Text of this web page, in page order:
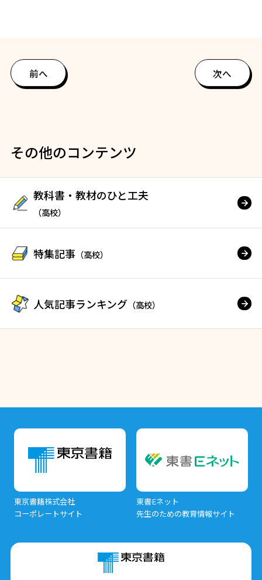
前へ 次へ
その他のコンテンツ
教科書・教材のひと工夫
（高校）
特集記事 （高校）
人気記事ランキング （高校）
東京書籍株式会社
コーポレートサイト
東書Eネット
先生のための教育情報サイト